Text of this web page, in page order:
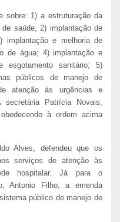
sobre: 1) a estruturação da
saúde; 2) implantação de
implantação e melhoria de
de água; 4) implantação e
esgotamento sanitário; 5)
públicos de manejo de
atenção às urgências e
secretária Patrícia Novais,
à ordem acima
Alves, defendeu que os
serviços de atenção às
hospitalar. Já para o
Antonio Filho, a emenda
público de manejo de